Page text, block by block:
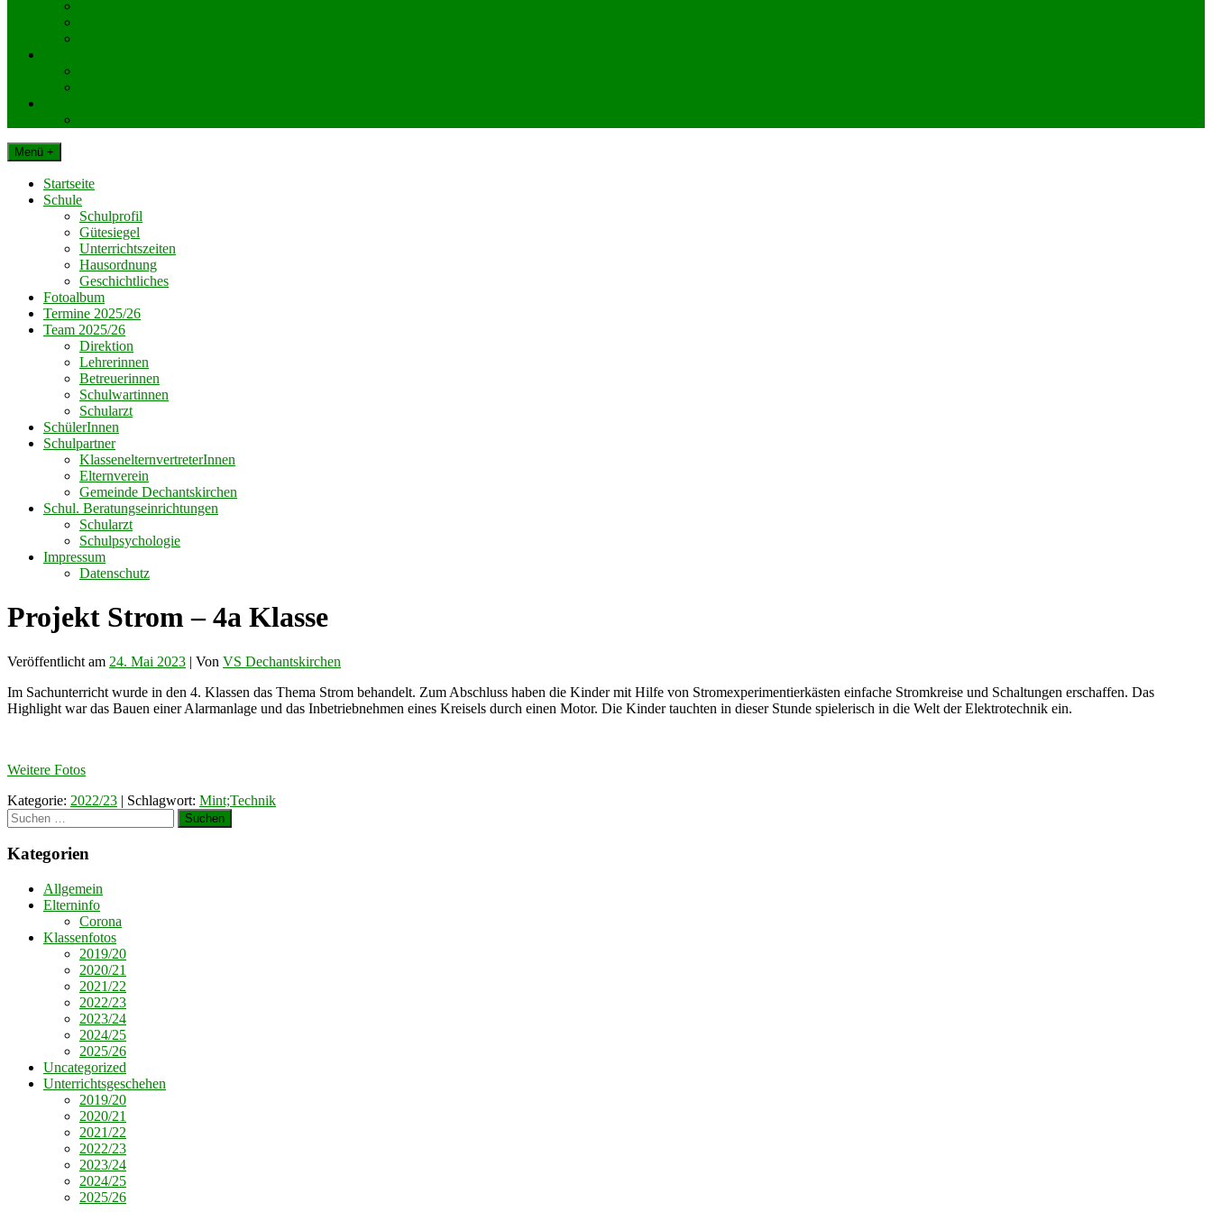
Menü +
Startseite
Schule
Schulprofil
Gütesiegel
Unterrichtszeiten
Hausordnung
Geschichtliches
Fotoalbum
Termine 2025/26
Team 2025/26
Direktion
Lehrerinnen
Betreuerinnen
Schulwartinnen
Schularzt
SchülerInnen
Schulpartner
KlassenelternvertreterInnen
Elternverein
Gemeinde Dechantskirchen
Schul. Beratungseinrichtungen
Schularzt
Schulpsychologie
Impressum
Datenschutz
Projekt Strom – 4a Klasse
Veröffentlicht am 24. Mai 2023 | Von VS Dechantskirchen
Im Sachunterricht wurde in den 4. Klassen das Thema Strom behandelt. Zum Abschluss haben die Kinder mit Hilfe von Stromexperimentierkästen einfache Stromkreise und Schaltungen erschaffen. Das
Highlight war das Bauen einer Alarmanlage und das Inbetriebnehmen eines Kreisels durch einen Motor. Die Kinder tauchten in dieser Stunde spielerisch in die Welt der Elektrotechnik ein.
Weitere Fotos
Kategorie: 2022/23 | Schlagwort: Mint;Technik
Suchen
nach:
Kategorien
Allgemein
Elterninfo
Corona
Klassenfotos
2019/20
2020/21
2021/22
2022/23
2023/24
2024/25
2025/26
Uncategorized
Unterrichtsgeschehen
2019/20
2020/21
2021/22
2022/23
2023/24
2024/25
2025/26